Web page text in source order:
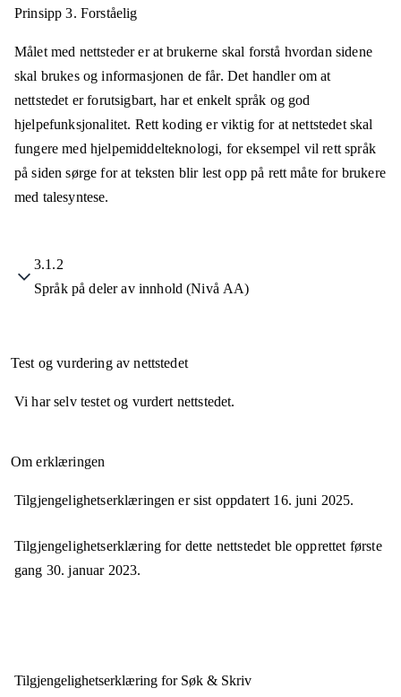
Prinsipp 3. Forståelig
Målet med nettsteder er at brukerne skal forstå hvordan sidene
skal brukes og informasjonen de får. Det handler om at
nettstedet er forutsigbart, har et enkelt språk og god
hjelpefunksjonalitet. Rett koding er viktig for at nettstedet skal
fungere med hjelpemiddelteknologi, for eksempel vil rett språk
på siden sørge for at teksten blir lest opp på rett måte for brukere
med talesyntese.
3.1.2
Språk på deler av innhold (Nivå AA)
Test og vurdering av nettstedet
Vi har selv testet og vurdert nettstedet.
Om erklæringen
Tilgjengelighetserklæringen er sist oppdatert 16. juni 2025.
Tilgjengelighetserklæring for dette nettstedet ble opprettet første
gang 30. januar 2023.
Tilgjengelighets­erklæring for Søk & Skriv